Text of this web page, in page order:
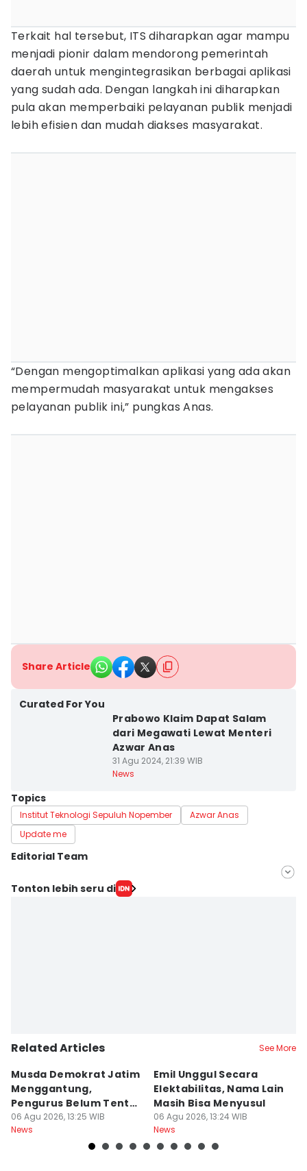
Terkait hal tersebut, ITS diharapkan agar mampu
menjadi pionir dalam mendorong pemerintah
daerah untuk mengintegrasikan berbagai aplikasi
yang sudah ada. Dengan langkah ini diharapkan
pula akan memperbaiki pelayanan publik menjadi
lebih efisien dan mudah diakses masyarakat.
“Dengan mengoptimalkan aplikasi yang ada akan
mempermudah masyarakat untuk mengakses
pelayanan publik ini,” pungkas Anas.
Share Article
Curated For You
Prabowo Klaim Dapat Salam
dari Megawati Lewat Menteri
Azwar Anas
31 Agu 2024, 21:39 WIB
News
Topics
Institut Teknologi Sepuluh Nopember
Azwar Anas
Update me
Editorial Team
Editor
Tonton lebih seru di
Related Articles See More
Musda Demokrat Jatim
Menggantung,
Pengurus Belum Tentu
Aman
06 Agu 2026, 13:25 WIB
News
Emil Unggul Secara
Elektabilitas, Nama Lain
Masih Bisa Menyusul
06 Agu 2026, 13:24 WIB
News